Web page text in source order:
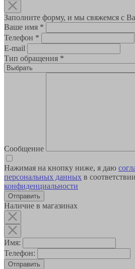
Заполните форму, и мы свяжемся с
Ваше имя *
Телефон *
E-mail
Тип обращения *
Сообщение
Нажимая на кнопку ниже, я даю
персональных данных в
конфиденциальности
Наличие в магазинах
Имя:
Телефон:
Отправить